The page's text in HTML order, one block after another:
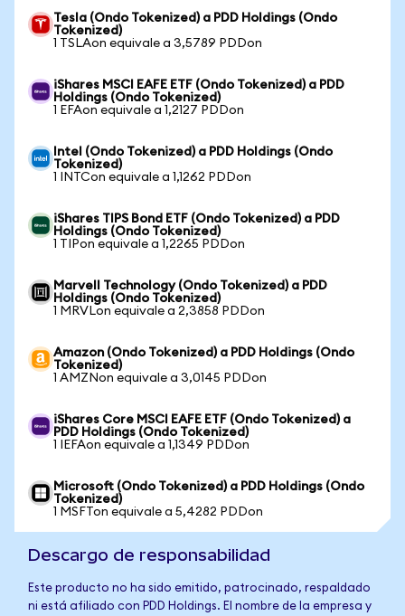
Tesla (Ondo Tokenized) a PDD Holdings (Ondo
Tokenized)
1 TSLAon equivale a 3,5789 PDDon
iShares MSCI EAFE ETF (Ondo Tokenized) a PDD
Holdings (Ondo Tokenized)
1 EFAon equivale a 1,2127 PDDon
Intel (Ondo Tokenized) a PDD Holdings (Ondo
Tokenized)
1 INTCon equivale a 1,1262 PDDon
iShares TIPS Bond ETF (Ondo Tokenized) a PDD
Holdings (Ondo Tokenized)
1 TIPon equivale a 1,2265 PDDon
Marvell Technology (Ondo Tokenized) a PDD
Holdings (Ondo Tokenized)
1 MRVLon equivale a 2,3858 PDDon
Amazon (Ondo Tokenized) a PDD Holdings (Ondo
Tokenized)
1 AMZNon equivale a 3,0145 PDDon
iShares Core MSCI EAFE ETF (Ondo Tokenized) a
PDD Holdings (Ondo Tokenized)
1 IEFAon equivale a 1,1349 PDDon
Microsoft (Ondo Tokenized) a PDD Holdings (Ondo
Tokenized)
1 MSFTon equivale a 5,4282 PDDon
Descargo de responsabilidad
Este producto no ha sido emitido, patrocinado, respaldado
ni está afiliado con PDD Holdings. El nombre de la empresa y